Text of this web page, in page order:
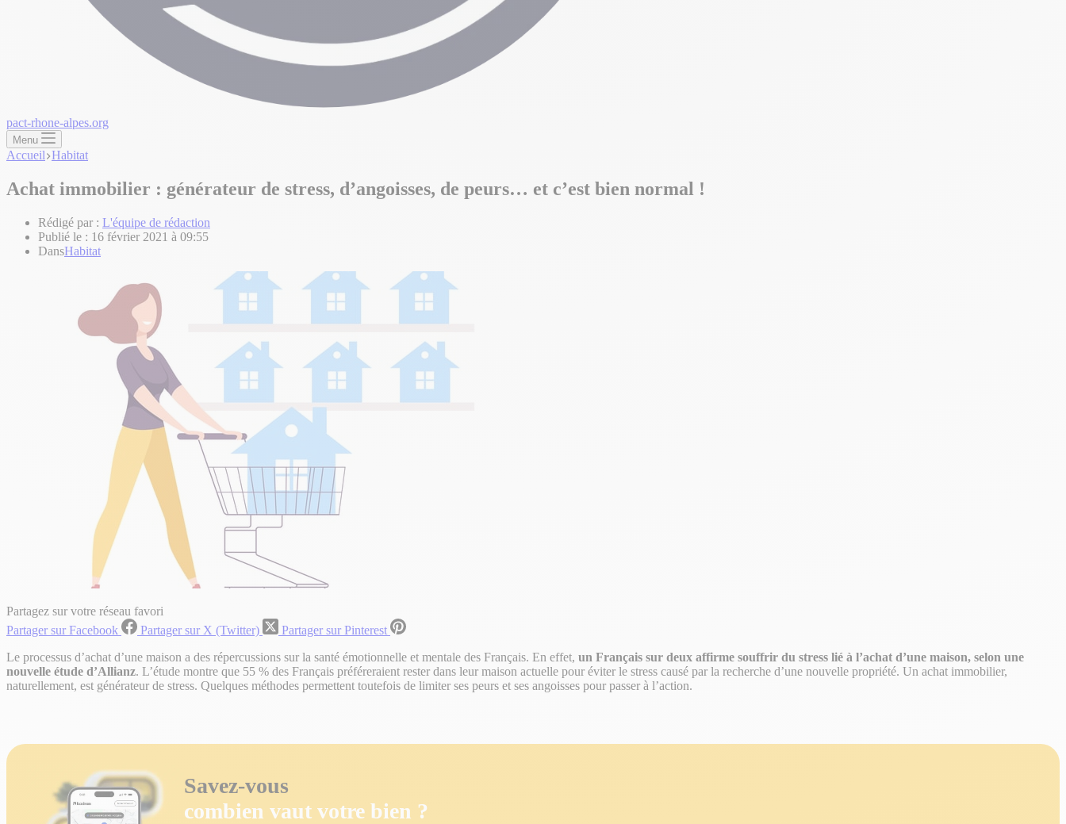
pact-rhone-alpes.org
Menu
Accueil Habitat
Achat immobilier : générateur de stress, d’angoisses, de peurs… et c’est bien normal !
Rédigé par : L'équipe de rédaction
Publié le : 16 février 2021 à 09:55
DansHabitat
Partagez sur votre réseau favori
Partager sur Facebook
Partager sur X (Twitter)
Partager sur Pinterest
Le processus d’achat d’une maison a des répercussions sur la santé émotionnelle et mentale des Français. En effet, un Français sur deux affirme souffrir du stress lié à l’achat d’une maison, selon une
nouvelle étude d’Allianz. L’étude montre que 55 % des Français préféreraient rester dans leur maison actuelle pour éviter le stress causé par la recherche d’une nouvelle propriété. Un achat immobilier,
naturellement, est générateur de stress. Quelques méthodes permettent toutefois de limiter ses peurs et ses angoisses pour passer à l’action.
Savez-vous
combien vaut votre bien ?